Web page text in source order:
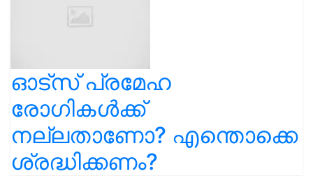
ഓട്സ് പ്രമേഹ
രോഗികൾക്ക്
നല്ലതാണോ? എന്തൊക്കെ
ശ്രദ്ധിക്കണം?